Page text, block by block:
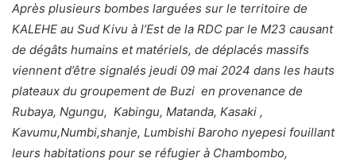
Après plusieurs bombes larguées sur le territoire de
KALEHE au Sud Kivu à l’Est de la RDC par le M23 causant
de dégâts humains et matériels, de déplacés massifs
viennent d’être signalés jeudi 09 mai 2024 dans les hauts
plateaux du groupement de Buzi en provenance de
Rubaya, Ngungu, Kabingu, Matanda, Kasaki ,
Kavumu,Numbi,shanje, Lumbishi Baroho nyepesi fouillant
leurs habitations pour se réfugier à Chambombo,